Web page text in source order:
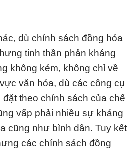
dù chính sách đồng hóa
tinh thần phản kháng
không kém, không chỉ về
văn hóa, dù các công cụ
theo chính sách của chế
vấp phải nhiều sự kháng
cũng như bình dân. Tuy kết
các chính sách đồng